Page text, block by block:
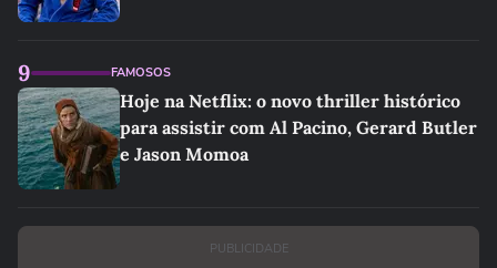
9 FAMOSOS
Hoje na Netflix: o novo thriller histórico
para assistir com Al Pacino, Gerard Butler
e Jason Momoa
PUBLICIDADE